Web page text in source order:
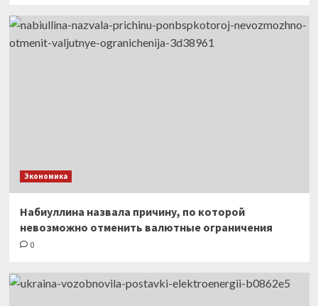
Экономика
Набиуллина назвала причину, по которой
невозможно отменить валютные ограничения
0